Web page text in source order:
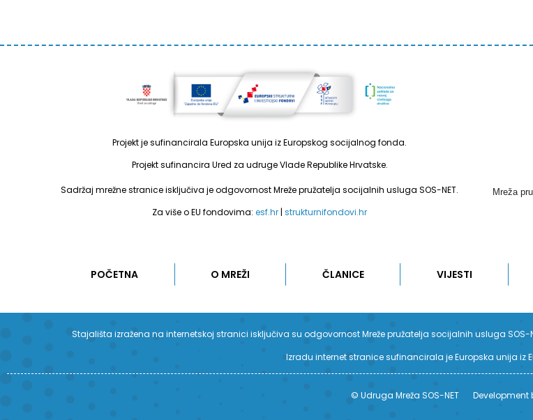
Projekt je sufinancirala Europska unija iz Europskog socijalnog fonda.
Projekt sufinancira Ured za udruge Vlade Republike Hrvatske.
Sadržaj mrežne stranice isključiva je odgovornost Mreže pružatelja socijalnih usluga SOS-NET.
Za više o EU fondovima: esf.hr | strukturnifondovi.hr
Mreža
POČETNA O MREŽI ČLANICE VIJESTI
Stajališta izražena na internetskoj stranici isključiva su odgovornost Mreže pružatelja socijalnih usluga
Izradu internet stranice sufinancirala je Europska unija iz
© Udruga Mreža SOS-NET Development